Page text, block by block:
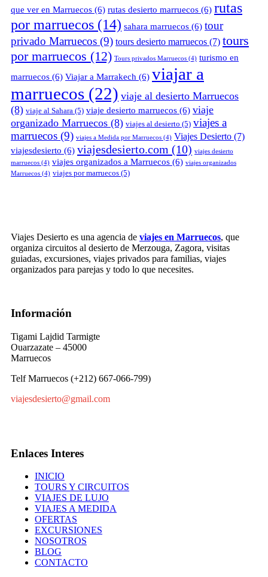
que ver en Marruecos (6) rutas desierto marruecos (6) rutas
por marruecos (14) sahara marruecos (6) tour
privado Marruecos (9) tours desierto marruecos (7) tours
por marruecos (12) Tours privados Marruecos (4) turismo en
marruecos (6) Viajar a Marrakech (6) viajar a
marruecos (22) viaje al desierto Marruecos
(8) viaje al Sahara (5) viaje desierto marruecos (6) viaje
organizado Marruecos (8) viajes al desierto (5) viajes a
marruecos (9) viajes a Medida por Marruecos (4) Viajes Desierto (7)
viajesdesierto (6) viajesdesierto.com (10) viajes desierto
marruecos (4) viajes organizados a Marruecos (6) viajes organizados
Marruecos (4) viajes por marruecos (5)
Viajes Desierto es una agencia de viajes en Marruecos, que
organiza circuitos al desierto de Merzouga, Zagora, visitas
guiadas, excursiones, viajes privados para familias, viajes
organizados para parejas y todo lo que necesites.
Información
Tigami Lajdid Tarmigte
Ouarzazate – 45000
Marruecos
Telf Marruecos (+212) 667-066-799)
viajesdesierto@gmail.com
Enlaces Interes
INICIO
TOURS Y CIRCUITOS
VIAJES DE LUJO
VIAJES A MEDIDA
OFERTAS
EXCURSIONES
NOSOTROS
BLOG
CONTACTO